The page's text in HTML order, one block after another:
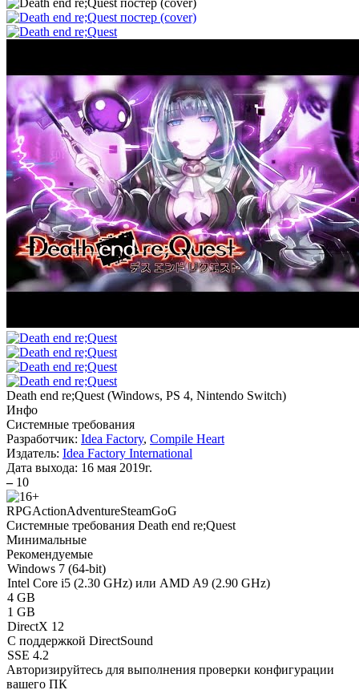
Death end re;Quest (Windows, PS 4, Nintendo Switch)
Инфо
Системные требования
Разработчик: Idea Factory, Compile Heart
Издатель: Idea Factory International
Дата выхода: 16 мая 2019г.
– 10
RPGActionAdventureSteamGoG
Системные требования Death end re;Quest
Минимальные
Рекомендуемые
Windows 7 (64-bit)
Intel Core i5 (2.30 GHz) или AMD A9 (2.90 GHz)
4 GB
1 GB
DirectX 12
С поддержкой DirectSound
SSE 4.2
Авторизируйтесь для выполнения проверки конфигурации
вашего ПК